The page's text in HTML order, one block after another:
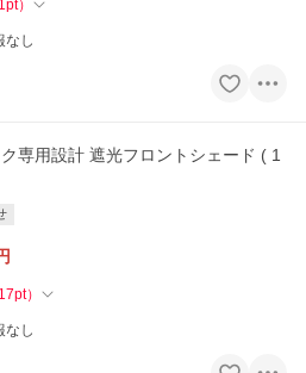
pt）
なし
専用設計 遮光フロントシェード ( 1
pt）
なし